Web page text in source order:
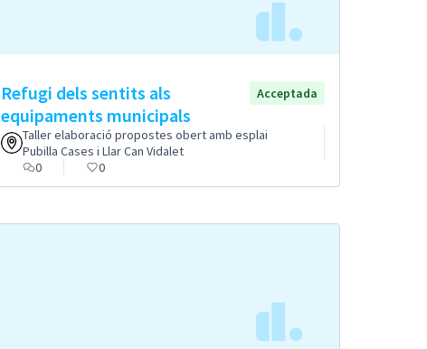
Refugi dels sentits als
equipaments municipals
Acceptada
Taller elaboració propostes obert amb esplai
Pubilla Cases i Llar Can Vidalet
0
0